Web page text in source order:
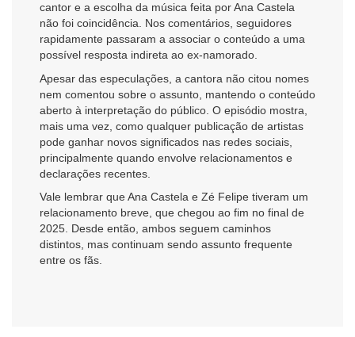
cantor e a escolha da música feita por Ana Castela
não foi coincidência. Nos comentários, seguidores
rapidamente passaram a associar o conteúdo a uma
possível resposta indireta ao ex-namorado.
Apesar das especulações, a cantora não citou nomes
nem comentou sobre o assunto, mantendo o conteúdo
aberto à interpretação do público. O episódio mostra,
mais uma vez, como qualquer publicação de artistas
pode ganhar novos significados nas redes sociais,
principalmente quando envolve relacionamentos e
declarações recentes.
Vale lembrar que Ana Castela e Zé Felipe tiveram um
relacionamento breve, que chegou ao fim no final de
2025. Desde então, ambos seguem caminhos
distintos, mas continuam sendo assunto frequente
entre os fãs.